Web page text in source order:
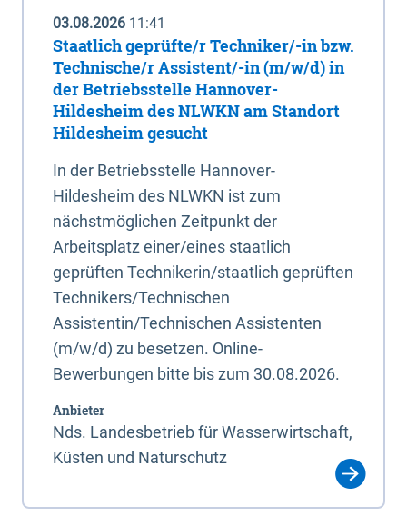
03.08.2026 11:41
Staatlich geprüfte/r Techniker/-in bzw.
Technische/r Assistent/-in (m/w/d) in
der Betriebsstelle Hannover-
Hildesheim des NLWKN am Standort
Hildesheim gesucht
In der Betriebsstelle Hannover-
Hildesheim des NLWKN ist zum
nächstmöglichen Zeitpunkt der
Arbeitsplatz einer/eines staatlich
geprüften Technikerin/staatlich geprüften
Technikers/Technischen
Assistentin/Technischen Assistenten
(m/w/d) zu besetzen. Online-
Bewerbungen bitte bis zum 30.08.2026.
Anbieter
Nds. Landesbetrieb für Wasserwirtschaft,
Küsten und Naturschutz